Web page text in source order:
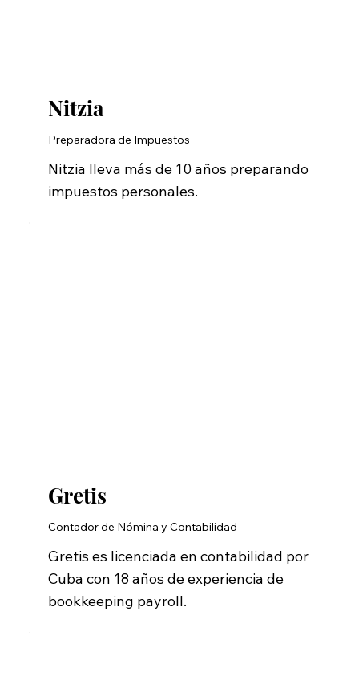
Nitzia
Preparadora de Impuestos
Nitzia lleva más de 10 años preparando
impuestos personales.
Gretis
Contador de Nómina y Contabilidad
Gretis es licenciada en contabilidad por
Cuba con 18 años de experiencia de
bookkeeping payroll.